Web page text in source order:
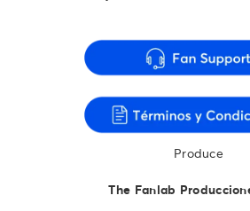
Produce
The Fanlab